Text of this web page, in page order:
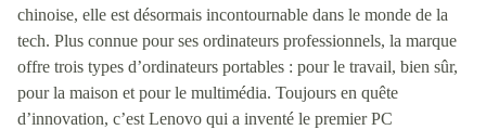
chinoise, elle est désormais incontournable dans le monde de la
tech. Plus connue pour ses ordinateurs professionnels, la marque
offre trois types d’ordinateurs portables : pour le travail, bien sûr,
pour la maison et pour le multimédia. Toujours en quête
d’innovation, c’est Lenovo qui a inventé le premier PC